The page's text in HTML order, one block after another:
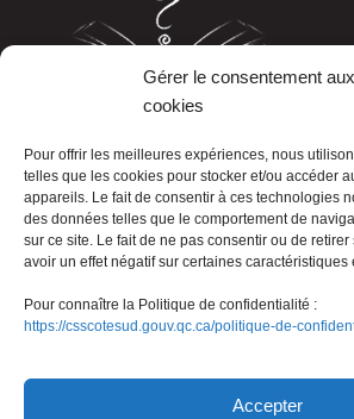
Gérer le consentement aux
cookies
Pour offrir les meilleures expériences, nous
telles que les cookies pour stocker et/ou accéder
appareils. Le fait de consentir à ces technologies
des données telles que le comportement de
sur ce site. Le fait de ne pas consentir ou de
avoir un effet négatif sur certaines caractéristiques
Pour connaître la Politique de confidentialité :
https://csscotesud.gouv.qc.ca/politique-de-
Accepter
LISTE TÉLÉPHONIQUE
Nous joindre